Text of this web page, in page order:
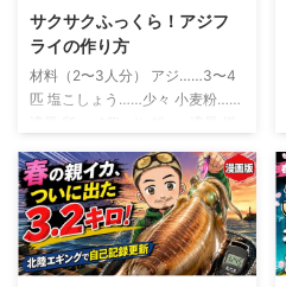
アジングの略 決して、 「アジが
バチバチ、コンコンと当たる釣
り」 という意味ではないです 船
から仕掛けを縦方向に落とし、深
い場所にいるアジを狙う釣り 初
夏になって水温が上昇すると、シ
ョアから良型のアジを狙うのが難
しくなってきます この時期に岸
から釣れやすいのは、豆 ...
サクサクふっくら！アジフ
ライの作り方
材料（2〜3人分） アジ……3〜4
匹 塩こしょう……少々 小麦粉……
ソースまたはタルタルソース……
お好みで アジは三枚おろしにし
て、腹骨と小骨を取り除きます
開いた状態で揚げたい場合は、背
開きや腹開きでも大丈夫 アジフ